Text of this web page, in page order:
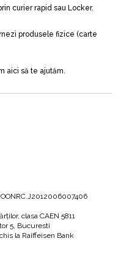
imaginea greutății
pe care îl purtați
subconștientă; scopul său
însăși. Frica voastră a clădit
lecție presupune să ajungeți
mănâncă excesiv.
realitate vie, influențând
curier rapid sau Locker.
produsele fizice (carte
aici să te ajutăm.
clasa CAEN 5811
5, Bucuresti
la Raiffeisen Bank